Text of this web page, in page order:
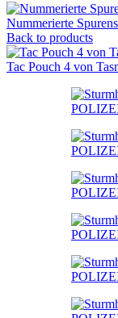
Nummerierte
Back to products
Tac Pouch 4 von